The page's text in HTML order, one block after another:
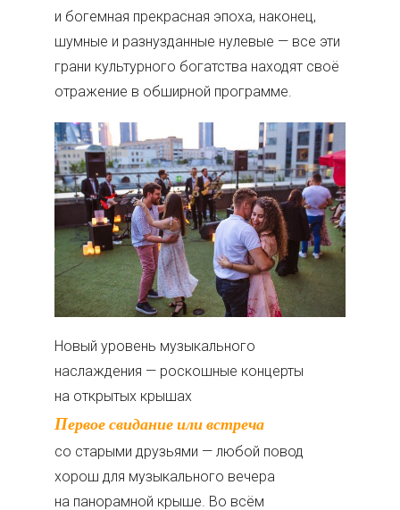
и богемная прекрасная эпоха, наконец,
шумные и разнузданные нулевые — все эти
грани культурного богатства находят своё
отражение в обширной программе.
Новый уровень музыкального
наслаждения — роскошные концерты
на открытых крышах
Первое свидание или встреча
со старыми друзьями — любой повод
хорош для музыкального вечера
на панорамной крыше. Во всём